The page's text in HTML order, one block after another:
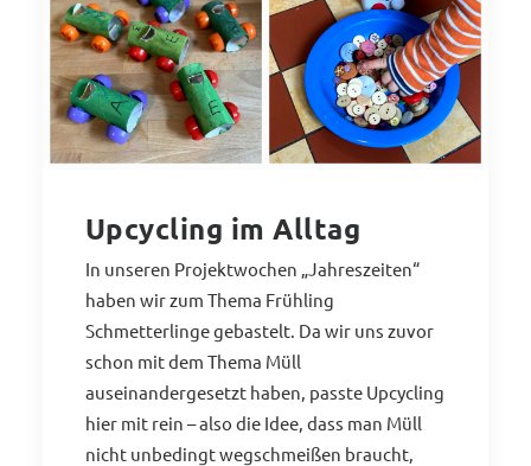
Upcycling im Alltag
In unseren Projektwochen „Jahreszeiten“
haben wir zum Thema Frühling
Schmetterlinge gebastelt. Da wir uns zuvor
schon mit dem Thema Müll
auseinandergesetzt haben, passte Upcycling
hier mit rein – also die Idee, dass man Müll
nicht unbedingt wegschmeißen braucht,